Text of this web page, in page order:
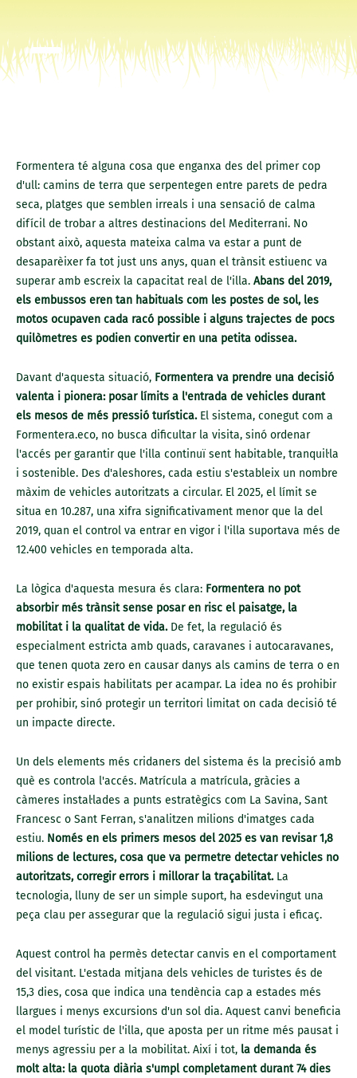
Formentera té alguna cosa que enganxa des del primer cop
d'ull: camins de terra que serpentegen entre parets de pedra
seca, platges que semblen irreals i una sensació de calma
difícil de trobar a altres destinacions del Mediterrani. No
obstant això, aquesta mateixa calma va estar a punt de
desaparèixer fa tot just uns anys, quan el trànsit estiuenc va
superar amb escreix la capacitat real de l'illa. Abans del 2019,
els embussos eren tan habituals com les postes de sol, les
motos ocupaven cada racó possible i alguns trajectes de pocs
quilòmetres es podien convertir en una petita odissea.
Davant d'aquesta situació, Formentera va prendre una decisió
valenta i pionera: posar límits a l'entrada de vehicles durant
els mesos de més pressió turística.El sistema, conegut com a
Formentera.eco, no busca dificultar la visita, sinó ordenar
l'accés per garantir que l'illa continuï sent habitable, tranquil·la
i sostenible. Des d'aleshores, cada estiu s'estableix un nombre
màxim de vehicles autoritzats a circular. El 2025, el límit se
situa en 10.287, una xifra significativament menor que la del
2019, quan el control va entrar en vigor i l'illa suportava més de
12.400 vehicles en temporada alta.
La lògica d'aquesta mesura és clara: Formentera no pot
absorbir més trànsit sense posar en risc el paisatge, la
mobilitat i la qualitat de vida.De fet, la regulació és
especialment estricta amb quads, caravanes i autocaravanes,
que tenen quota zero en causar danys als camins de terra o en
no existir espais habilitats per acampar. La idea no és prohibir
per prohibir, sinó protegir un territori limitat on cada decisió té
un impacte directe.
Un dels elements més cridaners del sistema és la precisió amb
què es controla l'accés. Matrícula a matrícula, gràcies a
càmeres instal·lades a punts estratègics com La Savina, Sant
Francesc o Sant Ferran, s'analitzen milions d'imatges cada
estiu. Només en els primers mesos del 2025 es van revisar 1,8
milions de lectures, cosa que va permetre detectar vehicles no
autoritzats, corregir errors i millorar la traçabilitat.La
tecnologia, lluny de ser un simple suport, ha esdevingut una
peça clau per assegurar que la regulació sigui justa i eficaç.
Aquest control ha permès detectar canvis en el comportament
del visitant. L'estada mitjana dels vehicles de turistes és de
15,3 dies, cosa que indica una tendència cap a estades més
llargues i menys excursions d'un sol dia. Aquest canvi beneficia
el model turístic de l'illa, que aposta per un ritme més pausat i
menys agressiu per a la mobilitat. Així i tot, la demanda és
molt alta: la quota diària s'umpl completament durant 74 dies